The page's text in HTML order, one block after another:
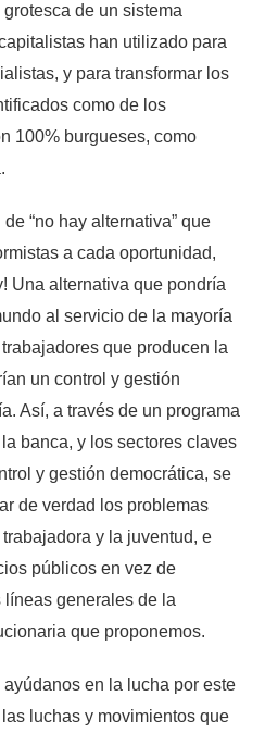
de un sistema
han utilizado para
y para transformar los
como de los
100% burgueses, como
“no hay alternativa” que
a cada oportunidad,
Una alternativa que pondría
al servicio de la mayoría
que producen la
un control y gestión
Así, a través de un programa
banca, y los sectores claves
y gestión democrática, se
de verdad los problemas
y la juventud, e
públicos en vez de
líneas generales de la
que proponemos.
en la lucha por este
luchas y movimientos que